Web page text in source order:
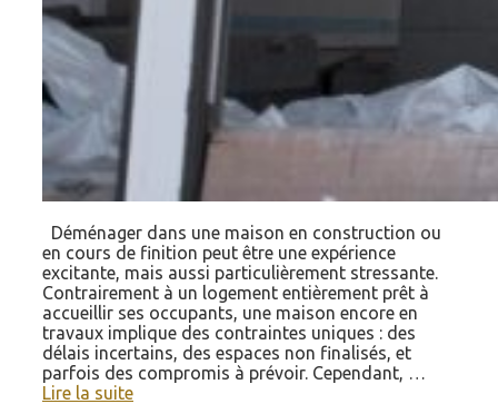
Déménager dans une maison en construction ou
en cours de finition peut être une expérience
excitante, mais aussi particulièrement stressante.
Contrairement à un logement entièrement prêt à
accueillir ses occupants, une maison encore en
travaux implique des contraintes uniques : des
délais incertains, des espaces non finalisés, et
parfois des compromis à prévoir. Cependant, …
Lire la suite